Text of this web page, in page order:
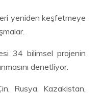
yeniden keşfetmeye
34 bilimsel projenin
denetliyor.
Rusya, Kazakistan,